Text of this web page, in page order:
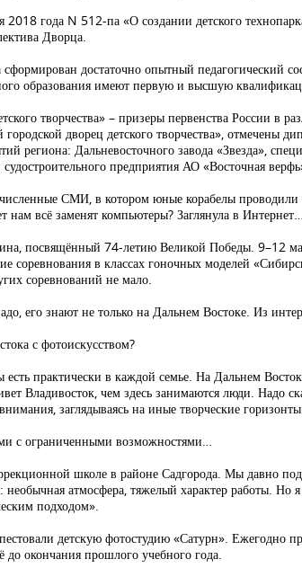
года N 512-па «О создании детского
Дворца.
достаточно опытный педагогический
образования имеют первую и высшую
творчества» – призеры первенства России в
дворец детского творчества», отмечены
региона: Дальневосточного завода «Звезда»,
предприятия АО «Восточная
СМИ, в котором юные корабелы проводили
нам всё заменят компьютеры? Заглянула в
посвящённый 74-летию Великой Победы. 9–12
соревнования в классах гоночных моделей
соревнований не мало.
его знают не только на Дальнем Востоке.
с фотоискусством?
практически в каждой семье. На Дальнем
Владивосток, чем здесь занимаются люди. Надо
заглядываясь на иные творческие
с ограниченными возможностями…
школе в районе Садгорода. Мы давно
атмосфера, тяжелый характер работы.
подходом».
детскую фотостудию «Сатурн». Ежегодно
окончания прошлого учебного года.